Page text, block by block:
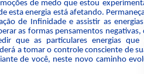
de medo que estou
esta energia está afetando.
de Infinidade e assistir as
as formas pensamentos negativas,
que as particulares energias que
a tomar o controle consciente de
de você, neste novo caminho